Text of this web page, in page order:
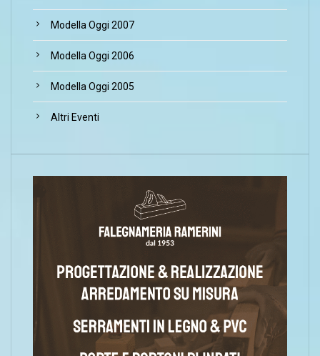
Modella Oggi 2007
Modella Oggi 2006
Modella Oggi 2005
Altri Eventi